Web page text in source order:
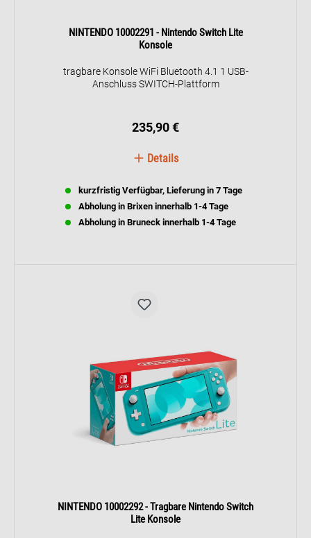
NINTENDO 10002291 - Nintendo Switch Lite
Konsole
tragbare Konsole WiFi Bluetooth 4.1 1 USB-
Anschluss SWITCH-Plattform
235,90 €
Details
kurzfristig Verfügbar, Lieferung in 7 Tage
Abholung in Brixen innerhalb 1-4 Tage
Abholung in Bruneck innerhalb 1-4 Tage
NINTENDO 10002292 - Tragbare Nintendo Switch
Lite Konsole